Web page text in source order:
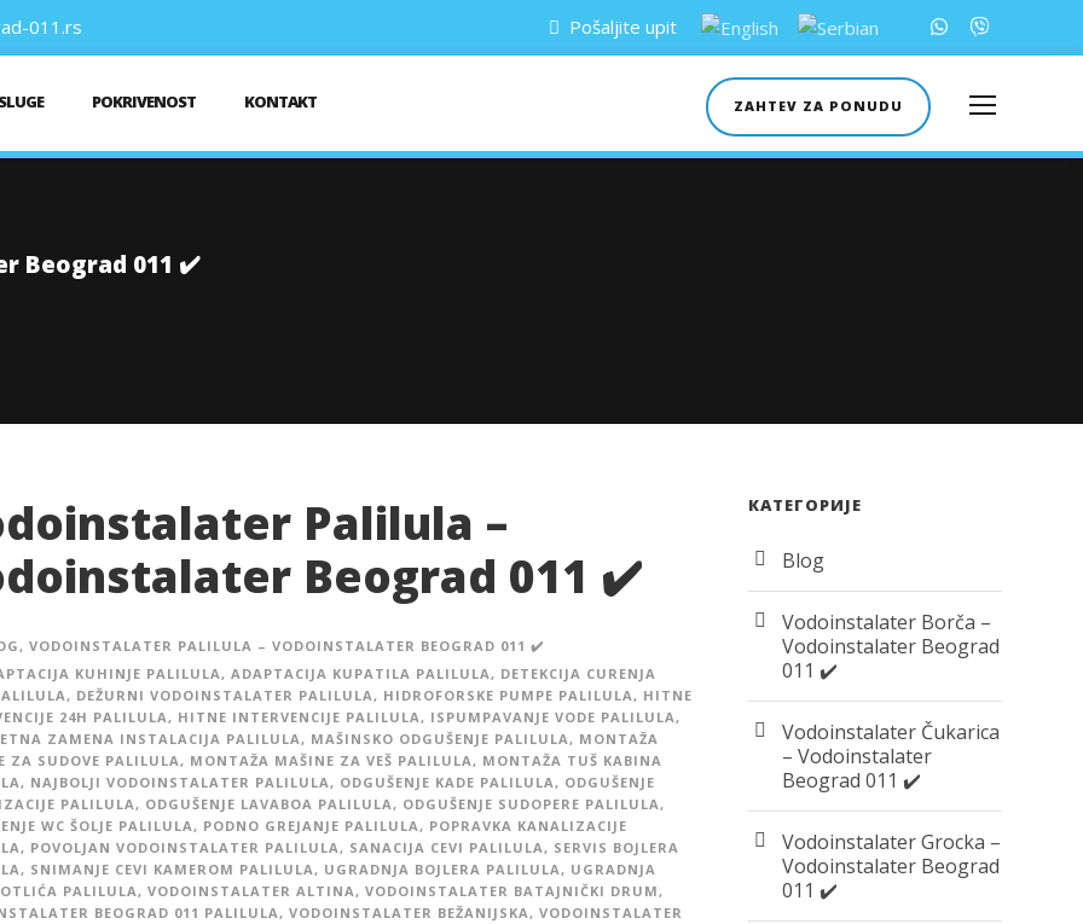
011.rs Pošaljite upit
POKRIVENOST KONTAKT ZAHTEV ZA PONUDU
Beograd 011 ✔️
Palilula –
Beograd 011 ✔️
, VODOINSTALATER PALILULA – VODOINSTALATER BEOGRAD 011 ✔️
KUHINJE PALILULA, ADAPTACIJA KUPATILA PALILULA, DETEKCIJA CURENJA
, DEŽURNI VODOINSTALATER PALILULA, HIDROFORSKE PUMPE PALILULA, HITNE
24H PALILULA, HITNE INTERVENCIJE PALILULA, ISPUMPAVANJE VODE PALILULA,
ZAMENA INSTALACIJA PALILULA, MAŠINSKO ODGUŠENJE PALILULA, MONTAŽA
ZA SUDOVE PALILULA, MONTAŽA MAŠINE ZA VEŠ PALILULA, MONTAŽA TUŠ KABINA
, NAJBOLJI VODOINSTALATER PALILULA, ODGUŠENJE KADE PALILULA, ODGUŠENJE
PALILULA, ODGUŠENJE LAVABOA PALILULA, ODGUŠENJE SUDOPERE PALILULA,
WC ŠOLJE PALILULA, PODNO GREJANJE PALILULA, POPRAVKA KANALIZACIJE
, POVOLJAN VODOINSTALATER PALILULA, SANACIJA CEVI PALILULA, SERVIS BOJLERA
, SNIMANJE CEVI KAMEROM PALILULA, UGRADNJA BOJLERA PALILULA, UGRADNJA
PALILULA, VODOINSTALATER ALTINA, VODOINSTALATER BATAJNIČKI DRUM,
BEOGRAD 011 PALILULA, VODOINSTALATER BEŽANIJSKA, VODOINSTALATER
КАТЕГОРИЈЕ
Blog
Vodoinstalater Borča –
Vodoinstalater Beograd
011 ✔️
Vodoinstalater Čukarica
– Vodoinstalater
Beograd 011 ✔️
Vodoinstalater Grocka –
Vodoinstalater Beograd
011 ✔️